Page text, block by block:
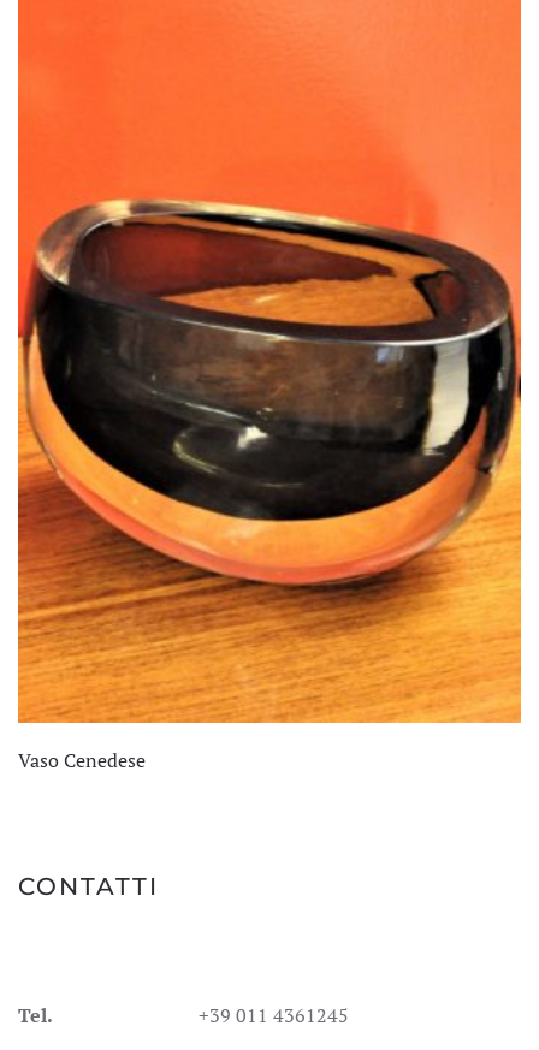
Vaso Cenedese
CONTATTI
Tel.
+39 011 4361245